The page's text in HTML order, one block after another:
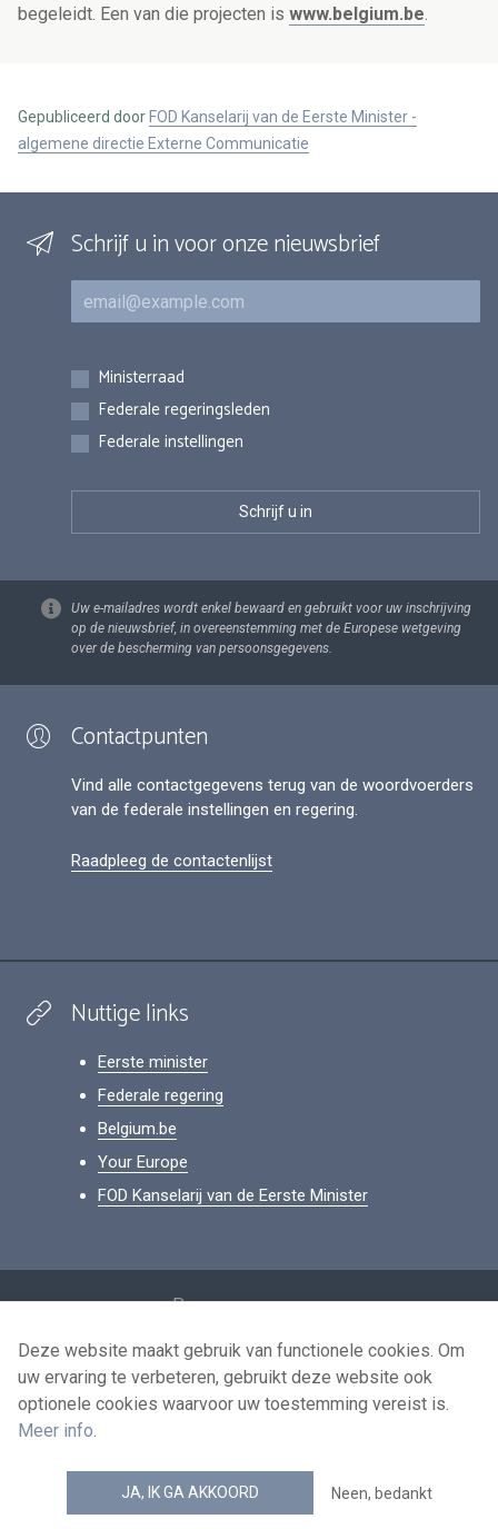
begeleidt. Een van die projecten is www.belgium.be.
Gepubliceerd door FOD Kanselarij van de Eerste Minister -
algemene directie Externe Communicatie
Schrijf u in voor onze nieuwsbrief
E-mail
Inschrijvingen
Ministerraad
Federale regeringsleden
Federale instellingen
Uw e-mailadres wordt enkel bewaard en gebruikt voor uw inschrijving
op de nieuwsbrief, in overeenstemming met de Europese wetgeving
over de bescherming van persoonsgegevens.
Contactpunten
Vind alle contactgegevens terug van de woordvoerders
van de federale instellingen en regering.
Raadpleeg de contactenlijst
Nuttige links
Eerste minister
Federale regering
Belgium.be
Your Europe
FOD Kanselarij van de Eerste Minister
Persoonsgegevens
Voorwaarden voor het hergebruik
Contacteer ons
news.belgium RSS feed
© 2026 - news.belgium.be
Deze website maakt gebruik van functionele cookies. Om
uw ervaring te verbeteren, gebruikt deze website ook
optionele cookies waarvoor uw toestemming vereist is.
Meer info.
JA, IK GA AKKOORD Neen, bedankt